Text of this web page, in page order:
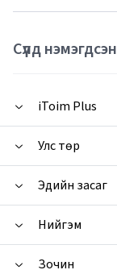
Сүүлд нэмэгдсэн
iToim Plus
Улс төр
Эдийн засаг
Нийгэм
Зочин